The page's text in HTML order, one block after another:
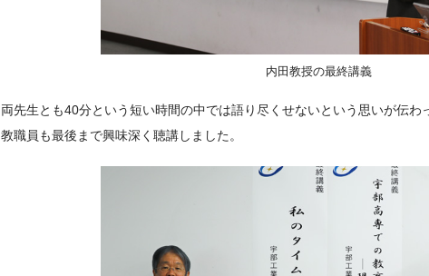
内田教授の最終講義
両先生とも40分という短い時間の中では語り尽くせないという思いが伝わ
教職員も最後まで興味深く聴講しました。